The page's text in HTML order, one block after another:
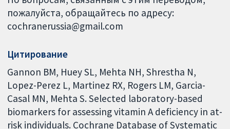
пожалуйста, обращайтесь по адресу:
cochranerussia@gmail.com
Цитирование
Gannon BM, Huey SL, Mehta NH, Shrestha N,
Lopez-Perez L, Martinez RX, Rogers LM, Garcia-
Casal MN, Mehta S. Selected laboratory-based
biomarkers for assessing vitamin A deficiency in at-
risk individuals. Cochrane Database of Systematic